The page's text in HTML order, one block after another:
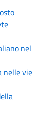
nel
nelle vie